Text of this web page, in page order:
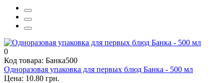
контейнеры для суши купить
пластиковые контейнеры для ягод
0
Код товара: Банка500
Одноразовая упаковка для первых блюд Банка - 500 мл
Цена: 10.80 грн.